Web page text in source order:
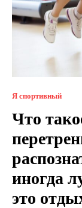
Я спортивный
Что
иногда
это